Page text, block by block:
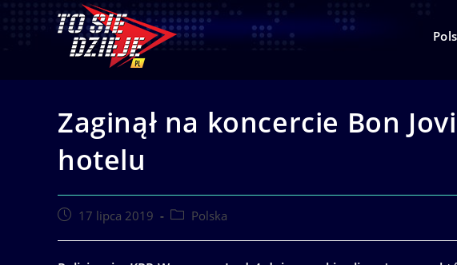
Zaginął na koncercie Bon
hotelu
Post 17 lipca 2019
Post Polska